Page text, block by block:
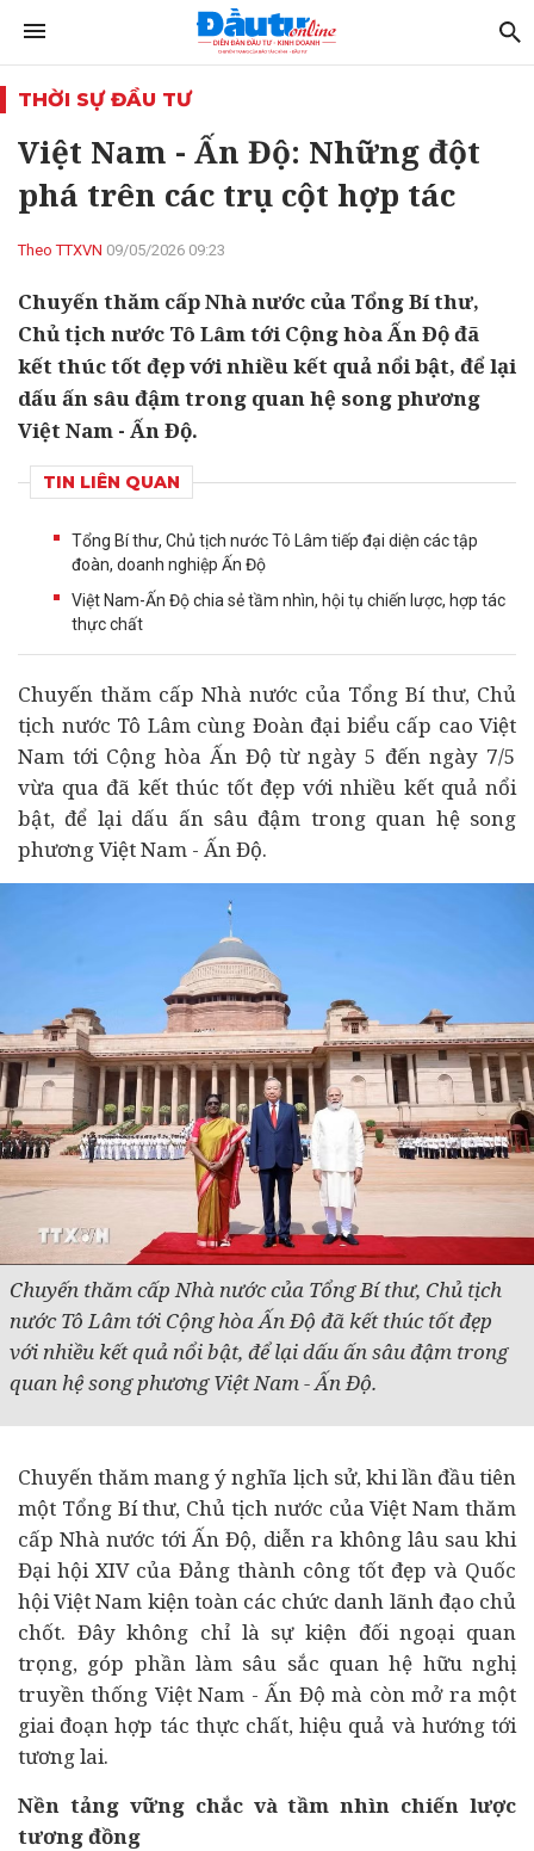
THỜI SỰ ĐẦU TƯ
Việt Nam - Ấn Độ: Những đột
phá trên các trụ cột hợp tác
Theo TTXVN 09/05/2026 09:23
Chuyến thăm cấp Nhà nước của Tổng Bí thư,
Chủ tịch nước Tô Lâm tới Cộng hòa Ấn Độ đã
kết thúc tốt đẹp với nhiều kết quả nổi bật, để lại
dấu ấn sâu đậm trong quan hệ song phương
Việt Nam - Ấn Độ.
TIN LIÊN QUAN
Tổng Bí thư, Chủ tịch nước Tô Lâm tiếp đại diện các tập
đoàn, doanh nghiệp Ấn Độ
Việt Nam-Ấn Độ chia sẻ tầm nhìn, hội tụ chiến lược, hợp tác
thực chất
Chuyến thăm cấp Nhà nước của Tổng Bí thư, Chủ
tịch nước Tô Lâm cùng Đoàn đại biểu cấp cao Việt
Nam tới Cộng hòa Ấn Độ từ ngày 5 đến ngày 7/5
vừa qua đã kết thúc tốt đẹp với nhiều kết quả nổi
bật, để lại dấu ấn sâu đậm trong quan hệ song
phương Việt Nam - Ấn Độ.
Chuyến thăm cấp Nhà nước của Tổng Bí thư, Chủ tịch
nước Tô Lâm tới Cộng hòa Ấn Độ đã kết thúc tốt đẹp
với nhiều kết quả nổi bật, để lại dấu ấn sâu đậm trong
quan hệ song phương Việt Nam - Ấn Độ.
Chuyến thăm mang ý nghĩa lịch sử, khi lần đầu tiên
một Tổng Bí thư, Chủ tịch nước của Việt Nam thăm
cấp Nhà nước tới Ấn Độ, diễn ra không lâu sau khi
Đại hội XIV của Đảng thành công tốt đẹp và Quốc
hội Việt Nam kiện toàn các chức danh lãnh đạo chủ
chốt. Đây không chỉ là sự kiện đối ngoại quan
trọng, góp phần làm sâu sắc quan hệ hữu nghị
truyền thống Việt Nam - Ấn Độ mà còn mở ra một
giai đoạn hợp tác thực chất, hiệu quả và hướng tới
tương lai.
Nền tảng vững chắc và tầm nhìn chiến lược
tương đồng